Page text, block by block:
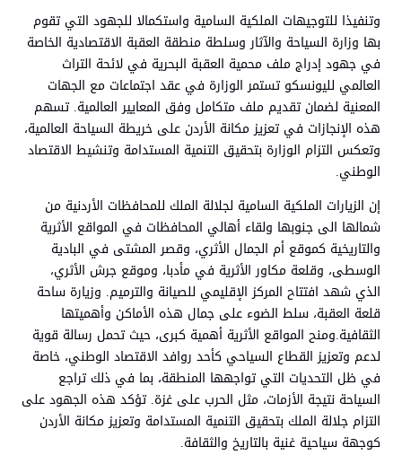
وتنفيذا للتوجيهات الملكية السامية واستكمالا للجهود التي تقوم
بها وزارة السياحة والآثار وسلطة منطقة العقبة الاقتصادية الخاصة
في جهود إدراج ملف محمية العقبة البحرية في لائحة التراث
العالمي لليونسكو تستمر الوزارة في عقد اجتماعات مع الجهات
المعنية لضمان تقديم ملف متكامل وفق المعايير العالمية. تسهم
هذه الإنجازات في تعزيز مكانة الأردن على خريطة السياحة العالمية،
وتعكس التزام الوزارة بتحقيق التنمية المستدامة وتنشيط الاقتصاد
الوطني.
إن الزيارات الملكية السامية لجلالة الملك للمحافظات الأردنية من
شمالها الى جنوبها ولقاء أهالي المحافظات في المواقع الأثرية
والتاريخية كموقع أم الجمال الأثري، وقصر المشتى في البادية
الوسطى، وقلعة مكاور الأثرية في مأدبا، وموقع جرش الأثري،
الذي شهد افتتاح المركز الإقليمي للصيانة والترميم. وزيارة ساحة
قلعة العقبة، سلط الضوء على جمال هذه الأماكن وأهميتها
الثقافية.ومنح المواقع الأثرية أهمية كبرى، حيث تحمل رسالة قوية
لدعم وتعزيز القطاع السياحي كأحد روافد الاقتصاد الوطني، خاصة
في ظل التحديات التي تواجهها المنطقة، بما في ذلك تراجع
السياحة نتيجة الأزمات، مثل الحرب على غزة. تؤكد هذه الجهود على
التزام جلالة الملك بتحقيق التنمية المستدامة وتعزيز مكانة الأردن
كوجهة سياحية غنية بالتاريخ والثقافة.